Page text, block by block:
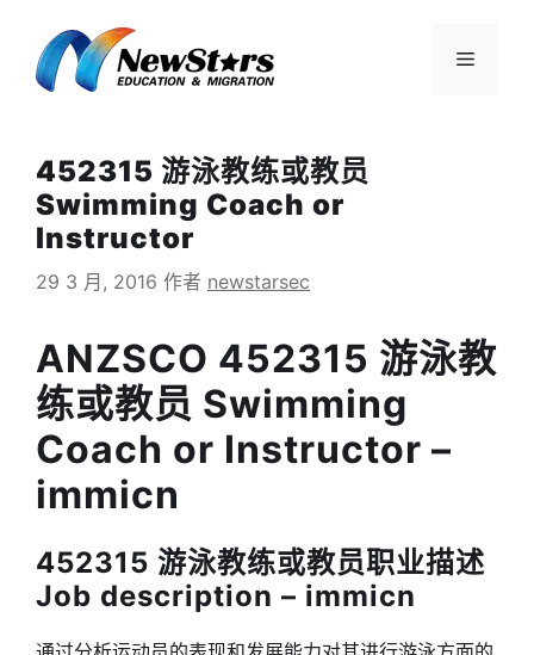
菜
452315 游泳教练或教员
Swimming Coach or
Instructor
29 3 月, 2016 作者 newstarsec
ANZSCO 452315 游泳教
练或教员 Swimming
Coach or Instructor –
immicn
452315 游泳教练或教员职业描述
Job description – immicn